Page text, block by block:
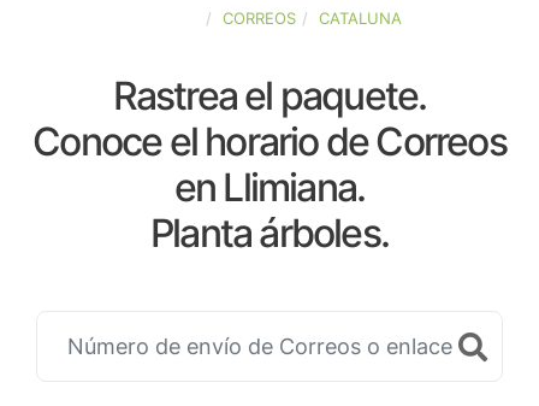
CORREOS CATALUNA
Rastrea el paquete.
Conoce el horario de Correos
en Llimiana.
Planta árboles.